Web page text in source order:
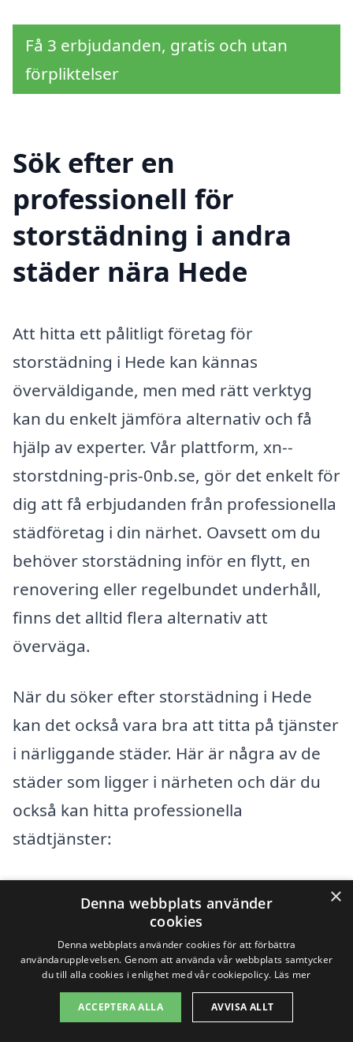
Få 3 erbjudanden, gratis och utan
förpliktelser
Sök efter en
professionell för
storstädning i andra
städer nära Hede
Att hitta ett pålitligt företag för
storstädning i Hede kan kännas
överväldigande, men med rätt verktyg
kan du enkelt jämföra alternativ och få
hjälp av experter. Vår plattform, xn--
storstdning-pris-0nb.se, gör det enkelt för
dig att få erbjudanden från professionella
städföretag i din närhet. Oavsett om du
behöver storstädning inför en flytt, en
renovering eller regelbundet underhåll,
finns det alltid flera alternativ att
överväga.
När du söker efter storstädning i Hede
kan det också vara bra att titta på tjänster
i närliggande städer. Här är några av de
städer som ligger i närheten och där du
också kan hitta professionella
städtjänster:
Sveg
Kopparberg
×
Denna webbplats använder
cookies
Denna webbplats använder cookies för att förbättra
användarupplevelsen. Genom att använda vår webbplats samtycker
du till alla cookies i enlighet med vår cookiepolicy. Läs mer
ACCEPTERA ALLA AVVISA ALLT